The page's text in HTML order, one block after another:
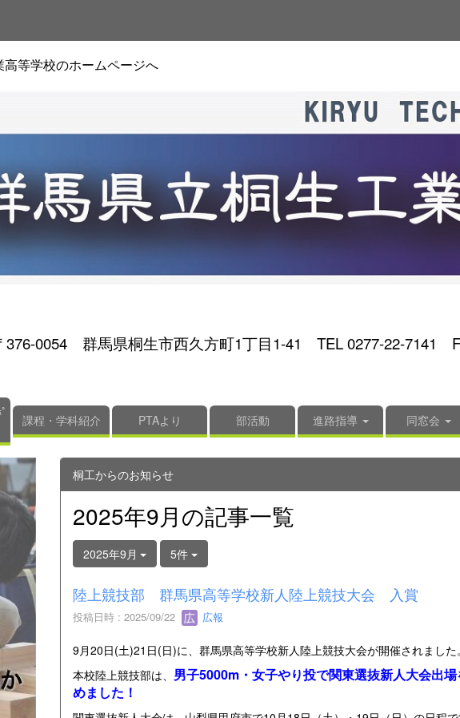
等学校のホームページへ
376-0054 群馬県桐生市西久方町1丁目1-41 TEL 0277-22-7141
課程・学科紹介 PTAより 部活動 進路指導 同窓会
桐工からのお知らせ
2025年9月の記事一覧
2025年9月 5件
陸上競技部 群馬県高等学校新人陸上競技大会 入賞
投稿日時 : 2025/09/22 広報
9月20日(土)21日(日)に、群馬県高等学校新人陸上競技大会が開催されました。
本校陸上競技部は、 男子5000m・女子やり投で関東選抜新人大会出場
めました！